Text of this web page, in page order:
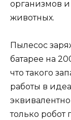
организмов и
животных.
Пылесос
батарее на
что такого
работы в
только робот